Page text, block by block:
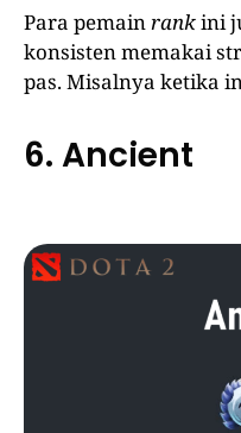
Para pemainrankini
konsisten memakai
pas. Misalnya ketika
6. Ancient